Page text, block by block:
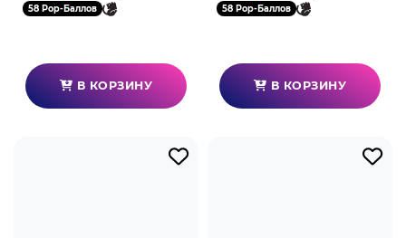
58 Pop-Баллов
В КОРЗИНУ
58 Pop-Баллов
В КОРЗИНУ